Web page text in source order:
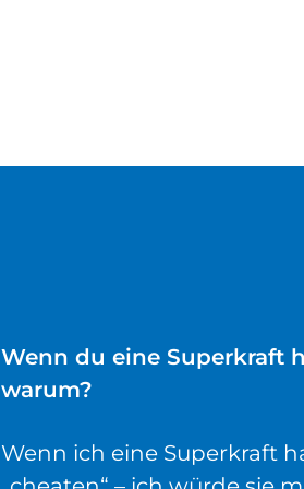
Wenn du eine Superkraft
warum?
Wenn ich eine Superkraft